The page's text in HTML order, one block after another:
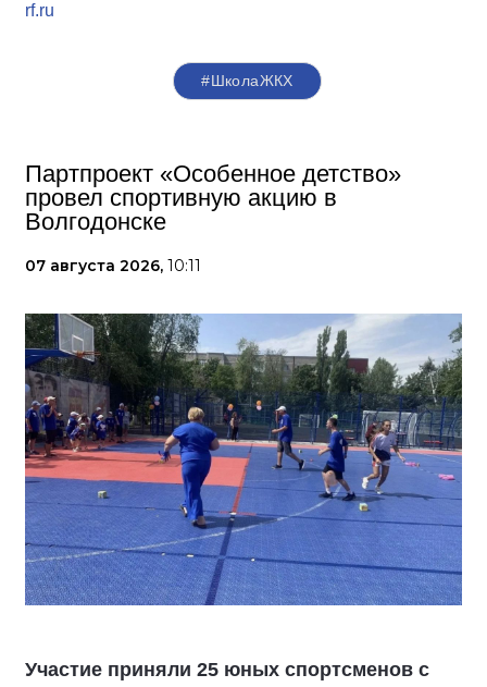
rf.ru
#ШколаЖКХ
Партпроект «Особенное детство»
провел спортивную акцию в
Волгодонске
07 августа 2026, 10:11
Участие приняли 25 юных спортсменов с